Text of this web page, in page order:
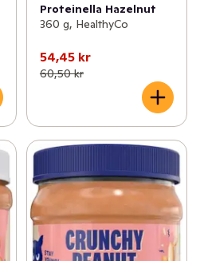
Proteinella Hazelnut
360 g, HealthyCo
54,45 kr
60,50 kr